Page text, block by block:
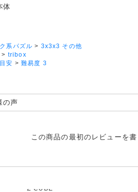
体
系パズル > 3x3x3 その他
> tribox
安 >難易度 3
の声
この商品の最初のレビューを